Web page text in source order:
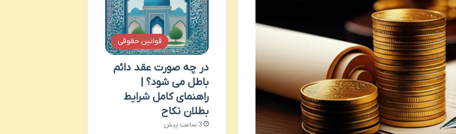
قوانین حقوقی
در چه صورت عقد دائم
باطل می شود؟ |
راهنمای کامل شرایط
بطلان نکاح
3 ساعت پیش